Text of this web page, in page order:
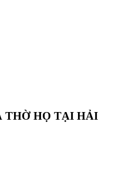
THỜ HỌ TẠI HẢI